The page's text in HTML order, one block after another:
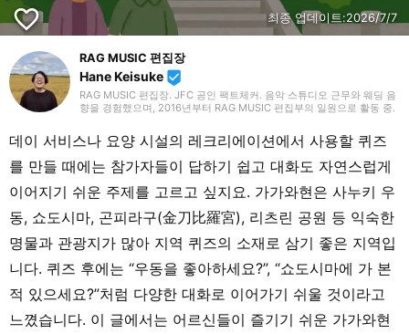
favorite_border 최종 업데이트:2026/7/7
RAG MUSIC 편집장
Hane Keisuke beenhere
RAG MUSIC 편집장. JFC 공인 팩트체커. 음악 스튜디오 근무와 웨딩 음
향을 경험했으며, 2016년부터 RAG MUSIC 편집부의 일원으로 활동 중.
후에는 밴드에서 드럼 등 다양한 악기를 경험. 각종 곡 소개 글을 비롯해,
각지의 음악 페스티벌 소개 기사와 라이브 리포트 등, 자신의 음악 활동
과 지금까지의 업무로 쌓아 온 경험을 바탕으로 매일 기사를 제작하고 있
습니다. 음악은 국내외 록은 물론, 최근에는 J-POP도 폭넓게 즐겨 듣습
니다.
데이 서비스나 요양 시설의 레크리에이션에서 사용할 퀴즈
를 만들 때에는 참가자들이 답하기 쉽고 대화도 자연스럽게
이어지기 쉬운 주제를 고르고 싶지요. 가가와현은 사누키 우
동, 쇼도시마, 곤피라구(金刀比羅宮), 리츠린 공원 등 익숙한
명물과 관광지가 많아 지역 퀴즈의 소재로 삼기 좋은 지역입
니다. 퀴즈 후에는 “우동을 좋아하세요?”, “쇼도시마에 가 본
적 있으세요?”처럼 다양한 대화로 이어가기 쉬울 것이라고
느꼈습니다. 이 글에서는 어르신들이 즐기기 쉬운 가가와현